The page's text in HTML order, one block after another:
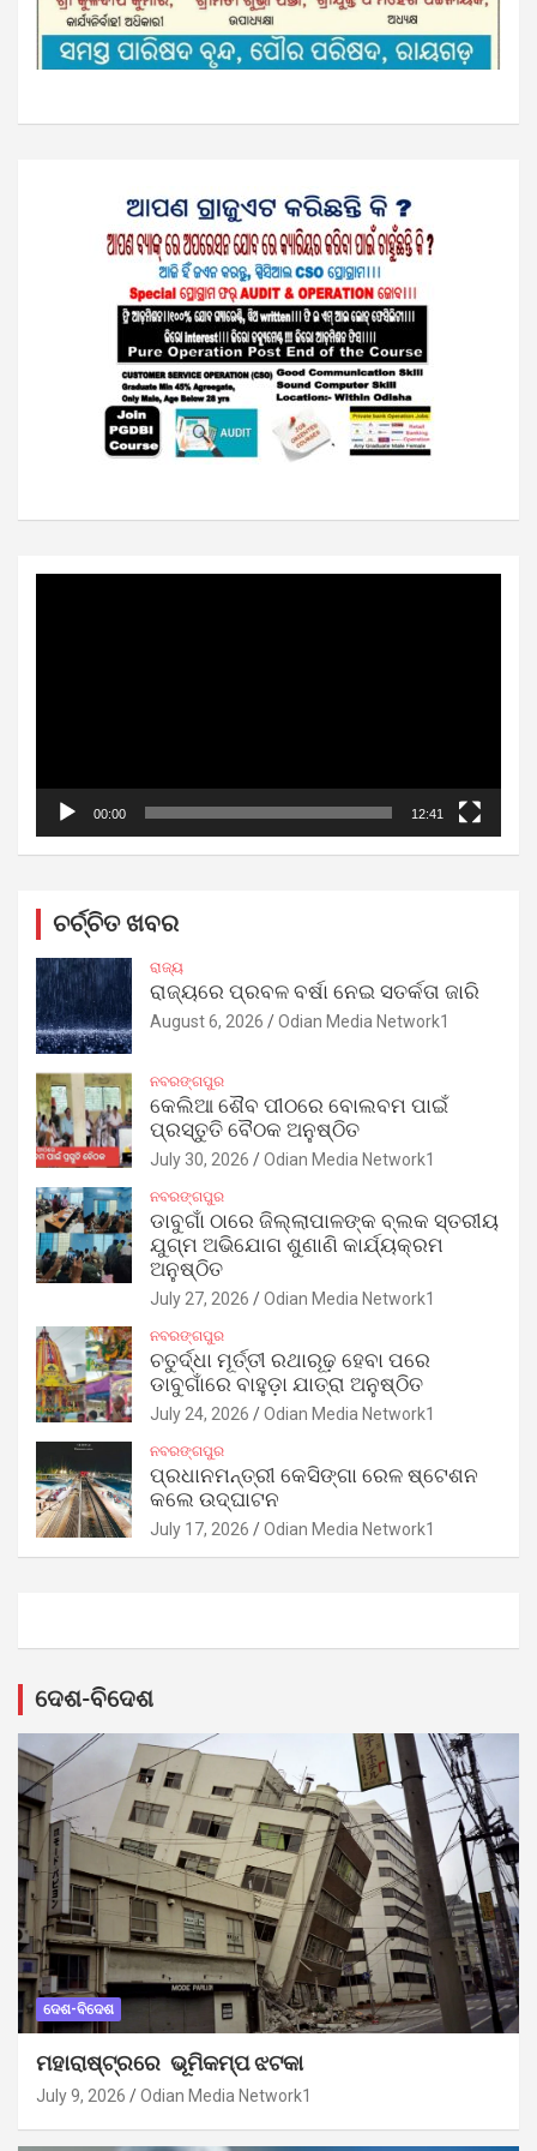
00:00 12:41
ଚର୍ଚ୍ଚିତ ଖବର
ରାଜ୍ୟ
ରାଜ୍ୟରେ ପ୍ରବଳ ବର୍ଷା ନେଇ ସତର୍କତା ଜାରି
August 6, 2026 Odian Media Network1
ନବରଙ୍ଗପୁର
କେଲିଆ ଶୈବ ପୀଠରେ ବୋଲବମ ପାଇଁ
ପ୍ରସ୍ତୁତି ବୈଠକ ଅନୁଷ୍ଠିତ
July 30, 2026 Odian Media Network1
ନବରଙ୍ଗପୁର
ଡାବୁଗାଁ ଠାରେ ଜିଲ୍ଲାପାଳଙ୍କ ବ୍ଲକ ସ୍ତରୀୟ
ଯୁଗ୍ମ ଅଭିଯୋଗ ଶୁଣାଣି କାର୍ଯ୍ୟକ୍ରମ
ଅନୁଷ୍ଠିତ
July 27, 2026 Odian Media Network1
ନବରଙ୍ଗପୁର
ଚତୁର୍ଦ୍ଧା ମୂର୍ତ୍ତୀ ରଥାରୂଢ଼ ହେବା ପରେ
ଡାବୁଗାଁରେ ବାହୁଡ଼ା ଯାତ୍ରା ଅନୁଷ୍ଠିତ
July 24, 2026 Odian Media Network1
ନବରଙ୍ଗପୁର
ପ୍ରଧାନମନ୍ତ୍ରୀ କେସିଙ୍ଗା ରେଳ ଷ୍ଟେଶନ
କଲେ ଉଦ୍‌ଘାଟନ
July 17, 2026 Odian Media Network1
ଦେଶ-ବିଦେଶ
ଦେଶ-ବିଦେଶ
ମହାରାଷ୍ଟ୍ରରେ ଭୂମିକମ୍ପ ଝଟକା
July 9, 2026 Odian Media Network1